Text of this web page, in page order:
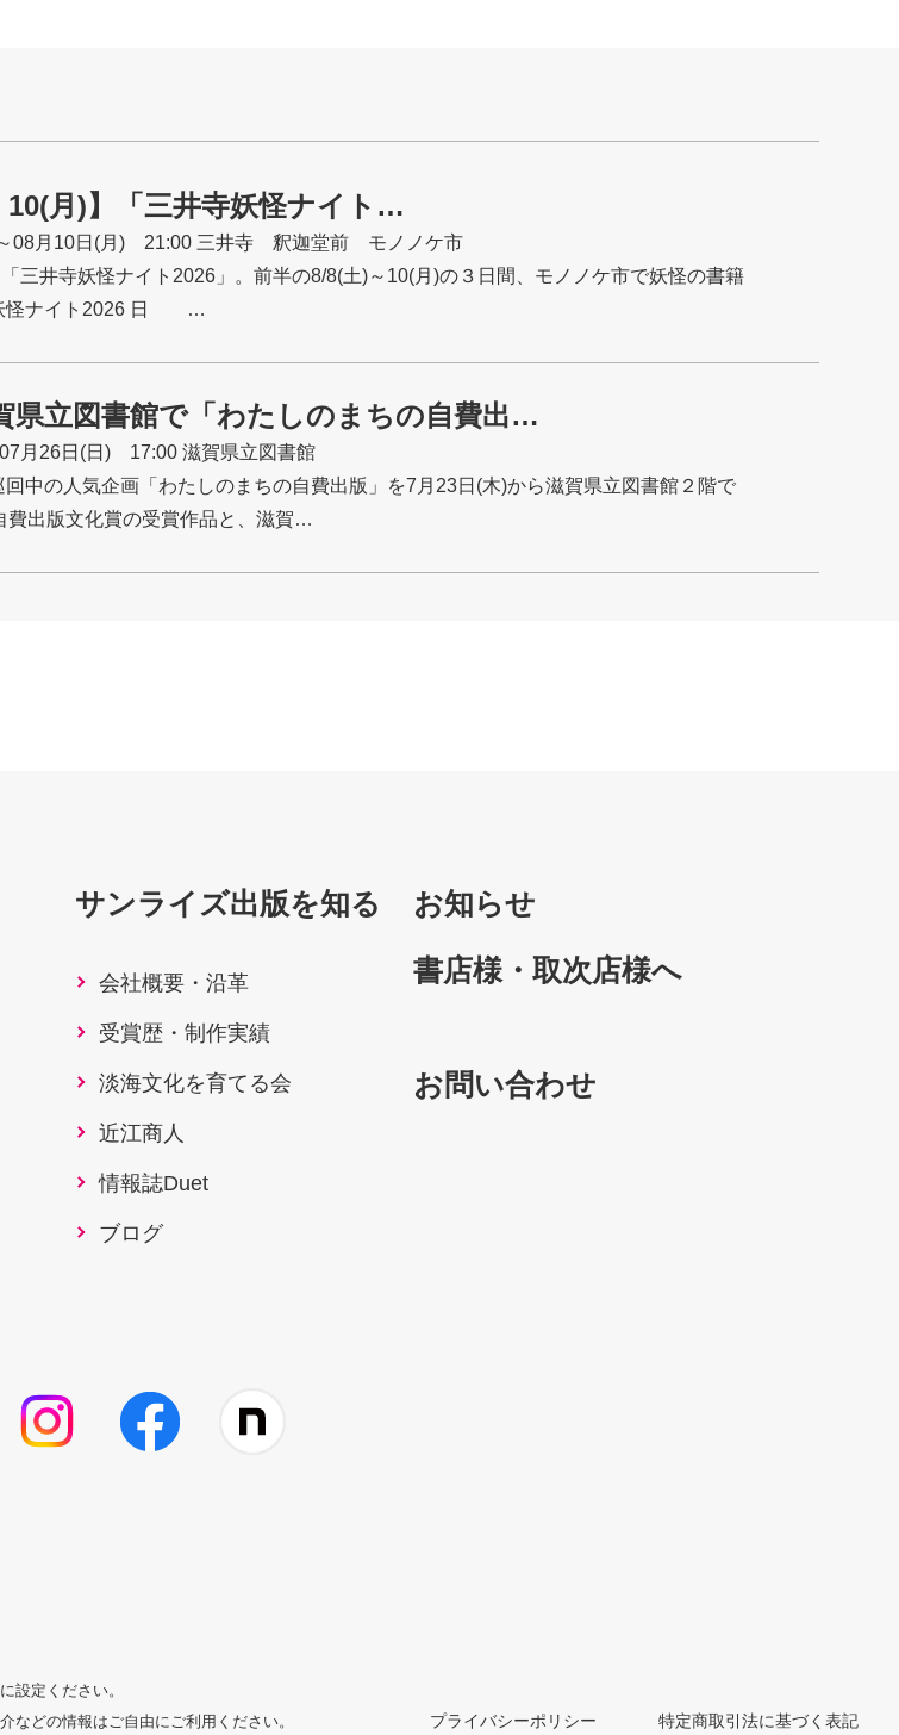
10(月)】「三井寺妖怪ナイト…
08月10日(月) 21:00 三井寺 釈迦堂前 モノノケ市
三井寺妖怪ナイト2026」。前半の8/8(土)～10(月)の３日間、モノノケ市で妖怪の書籍
怪ナイト2026 日 …
県立図書館で「わたしのまちの自費出…
月26日(日) 17:00 滋賀県立図書館
中の人気企画「わたしのまちの自費出版」を7月23日(木)から滋賀県立図書館２階で
出版文化賞の受賞作品と、滋賀…
サンライズ出版を知る
会社概要・沿革
受賞歴・制作実績
淡海文化を育てる会
近江商人
情報誌Duet
ブログ
お知らせ
書店様・取次店様へ
お問い合わせ
設定ください。
などの情報はご自由にご利用ください。
プライバシーポリシー 特定商取引法に基づく表記